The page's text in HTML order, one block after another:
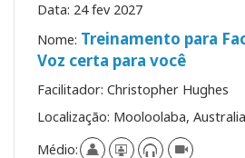
Data: 24 fev 2027
Nome: Treinamento para
Voz certa para você
Facilitador: Christopher Hughes
Localização: Mooloolaba, Australia
Médio: